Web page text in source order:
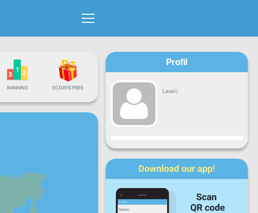
RANKING 30 DAYS FREE
Profil
Level |
Fortschritt
Mo Mi Do